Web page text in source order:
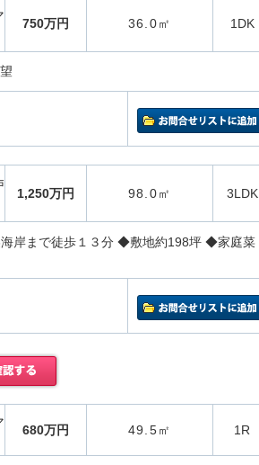
750万円 36.0㎡ 1DK
1,250万円 98.0㎡ 3LDK
岸まで徒歩１３分 ◆敷地約198坪 ◆家庭菜
680万円 49.5㎡ 1R